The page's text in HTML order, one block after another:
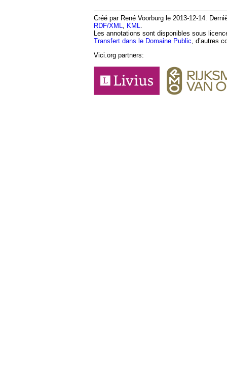
Créé par René Voorburg le 2013-12-14.
RDF/XML, KML.
Les annotations sont disponibles sous
Transfert dans le Domaine Public, d’autres
Vici.org partners: